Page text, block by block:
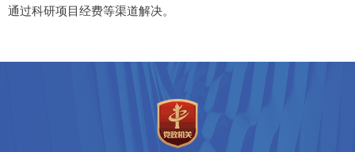
通过科研项目经费等渠道解决。